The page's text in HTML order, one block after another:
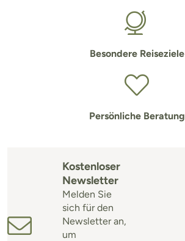
Besondere Reiseziele
Persönliche Beratung
Kostenloser
Newsletter
Melden Sie
sich für den
Newsletter an,
um